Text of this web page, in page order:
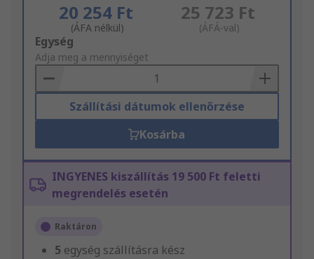
20 254 Ft
(ÁFA nélkül)
25 723 Ft
(ÁFÁ-val)
Add
to
Basket
Egység
Adja meg a mennyiséget
Szállítási dátumok ellenőrzése
Kosárba
INGYENES kiszállítás 19 500 Ft feletti
megrendelés esetén
Raktáron
5 egység szállításra kész